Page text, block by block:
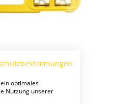
optimales
Nutzung unserer